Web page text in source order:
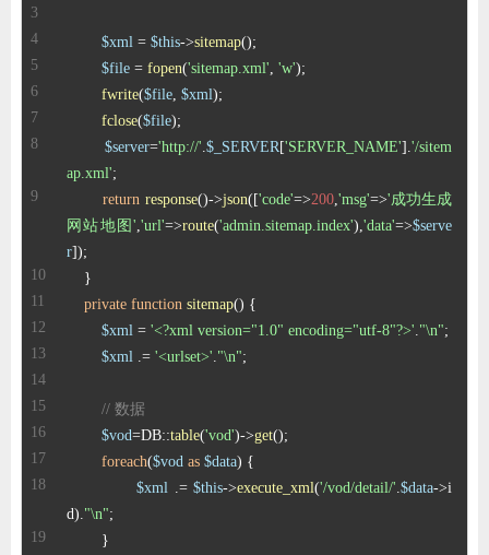
省钱帮
$xml = $this->sitemap
$file = fopen('sitemap.xml', 'w'
fwrite($file, $xml
fclose($file
$server='http://'.$_SERVER['SERVER_NAME'].'/sitem
ap.xml'
return response()->json(['code'=>200,'msg'=>'成功生成
网站地图','url'=>route('admin.sitemap.index'),'data'=>$serve
r
private function sitemap()
$xml = '<?xml version="1.0" encoding="utf-8"?>'."\n"
$xml .= '<urlset>'."\n"
// 数据
$vod=DB::table('vod')->get
foreach($vod as $data
$xml .= $this->execute_xml('/vod/detail/'.$data->i
d)."\n"